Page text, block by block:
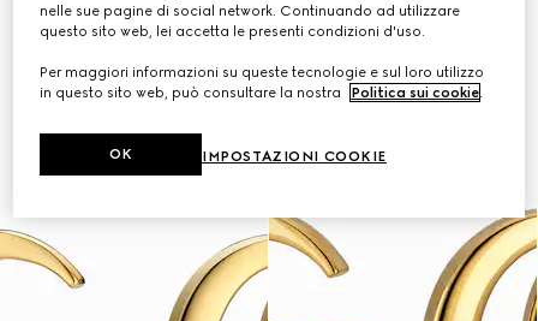
nelle sue pagine di social network. Continuando ad utilizzare
questo sito web, lei accetta le presenti condizioni d'uso.
Per maggiori informazioni su queste tecnologie e sul loro utilizzo
in questo sito web, può consultare la nostra
Politica sui cookie
IMPOSTAZIONI COOKIE
OK